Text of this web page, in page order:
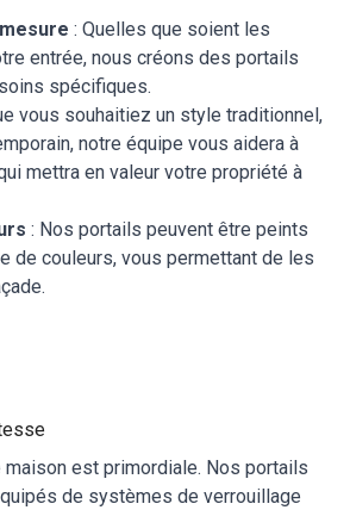
: Quelles que soient les
entrée, nous créons des portails
spécifiques.
vous souhaitiez un style traditionnel,
notre équipe vous aidera à
mettra en valeur votre propriété à
: Nos portails peuvent être peints
de couleurs, vous permettant de les
est primordiale. Nos portails
de systèmes de verrouillage